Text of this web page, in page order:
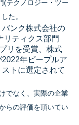
(テクノロジー・ツー
た。
ンク株式会社の
リティクス部門
リを受賞、株式
年ピープルア
トに選定されて
でなく、実際の企業
らの評価を頂いてい